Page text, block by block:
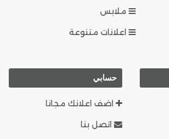
ملابس
اعلانات متنوعة
حسابي
اضف اعلانك مجانا
اتصل بنا